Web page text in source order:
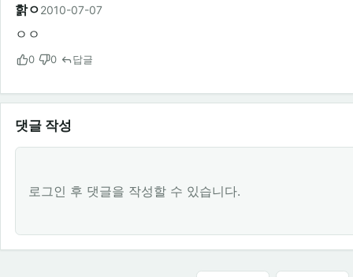
핡ㅇ2010-07-07
ㅇㅇ
0 0 답글
댓글 작성
로그인 후 댓글을 작성할 수 있습니다.